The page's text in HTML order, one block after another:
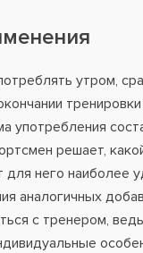
утром,
употребления
решает,
для него наиболее
аналогичных
с тренером,